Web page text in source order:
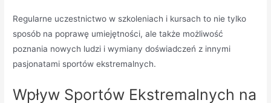
Regularne uczestnictwo w szkoleniach i kursach to nie tylko
sposób na poprawę umiejętności, ale także możliwość
poznania nowych ludzi i wymiany doświadczeń z innymi
pasjonatami sportów ekstremalnych.
Wpływ Sportów Ekstremalnych na